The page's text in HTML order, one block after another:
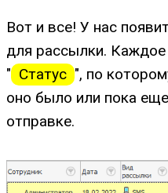
Вот и все! У нас
для рассылки.
" Статус ", по
оно было или пока
отправке.